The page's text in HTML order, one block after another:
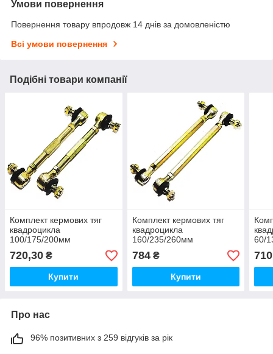
Умови повернення
Повернення товару впродовж 14 днів за домовленістю
Всі умови повернення
Подібні товари компанії
Комплект кермових тяг
квадроцикла
100/175/200мм
720,30 ₴
Купити
Комплект кермових тяг
квадроцикла
160/235/260мм
784₴
Купити
60/
Про нас
96% позитивних з 259 відгуків за рік